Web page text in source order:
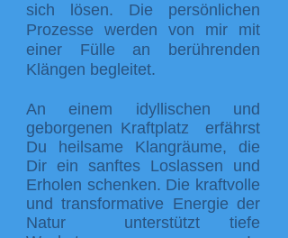
sich lösen. Die persönlichen
Prozesse werden von mir mit
einer Fülle an berührenden
Klängen begleitet.
An einem idyllischen und
geborgenen Kraftplatz erfährst
Du heilsame Klangräume, die
Dir ein sanftes Loslassen und
Erholen schenken. Die kraftvolle
und transformative Energie der
Natur unterstützt tiefe